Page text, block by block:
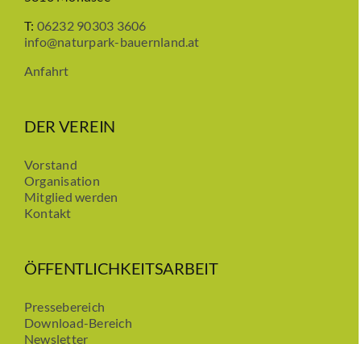
T: 06232 90303 3606
info@naturpark-bauernland.at
Anfahrt
DER VEREIN
Vorstand
Organisation
Mitglied werden
Kontakt
ÖFFENTLICHKEITSARBEIT
Pressebereich
Download-Bereich
Newsletter